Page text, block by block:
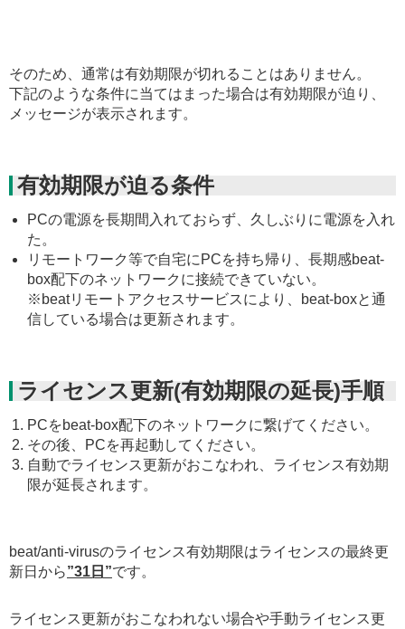
そのため、通常は有効期限が切れることはありません。
下記のような条件に当てはまった場合は有効期限が迫り、
メッセージが表示されます。
有効期限が迫る条件
PCの電源を長期間入れておらず、久しぶりに電源を入れ
た。
リモートワーク等で自宅にPCを持ち帰り、長期感beat-
box配下のネットワークに接続できていない。
※beatリモートアクセスサービスにより、beat-boxと通
信している場合は更新されます。
ライセンス更新(有効期限の延長)手順
PCをbeat-box配下のネットワークに繋げてください。
その後、PCを再起動してください。
自動でライセンス更新がおこなわれ、ライセンス有効期
限が延長されます。
beat/anti-virusのライセンス有効期限はライセンスの最終更
新日から”31日”です。
ライセンス更新がおこなわれない場合や手動ライセンス更